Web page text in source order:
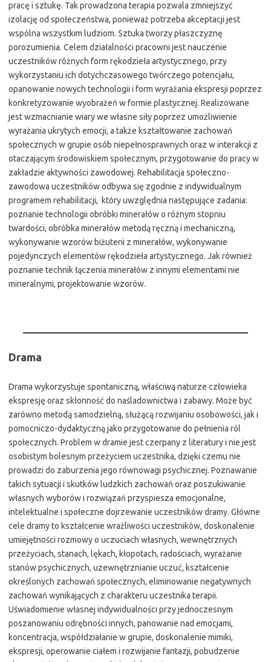
pracę i sztukę. Tak prowadzona terapia pozwala zmniejszyć
izolację od społeczeństwa, ponieważ potrzeba akceptacji jest
wspólna wszystkim ludziom. Sztuka tworzy płaszczyznę
porozumienia. Celem działalności pracowni jest nauczenie
uczestników różnych form rękodzieła artystycznego, przy
wykorzystaniu ich dotychczasowego twórczego potencjału,
opanowanie nowych technologii i form wyrażania ekspresji poprzez
konkretyzowanie wyobrażeń w formie plastycznej. Realizowane
jest wzmacnianie wiary we własne siły poprzez umożliwienie
wyrażania ukrytych emocji, a także kształtowanie zachowań
społecznych w grupie osób niepełnosprawnych oraz w interakcji z
otaczającym środowiskiem społecznym, przygotowanie do pracy w
zakładzie aktywności zawodowej. Rehabilitacja społeczno-
zawodowa uczestników odbywa się zgodnie z indywidualnym
programem rehabilitacji, który uwzględnia następujące zadania:
poznanie technologii obróbki minerałów o różnym stopniu
twardości, obróbka minerałów metodą ręczną i mechaniczną,
wykonywanie wzorów biżuterii z minerałów, wykonywanie
pojedynczych elementów rękodzieła artystycznego. Jak również
poznanie technik łączenia minerałów z innymi elementami nie
mineralnymi, projektowanie wzorów.
Drama
Drama wykorzystuje spontaniczną, właściwą naturze człowieka
ekspresję oraz skłonność do naśladownictwa i zabawy. Może być
zarówno metodą samodzielną, służącą rozwijaniu osobowości, jak i
pomocniczo-dydaktyczną jako przygotowanie do pełnienia ról
społecznych. Problem w dramie jest czerpany z literatury i nie jest
osobistym bolesnym przeżyciem uczestnika, dzięki czemu nie
prowadzi do zaburzenia jego równowagi psychicznej. Poznawanie
takich sytuacji i skutków ludzkich zachowań oraz poszukiwanie
własnych wyborów i rozwiązań przyspiesza emocjonalne,
intelektualne i społeczne dojrzewanie uczestników dramy. Główne
cele dramy to kształcenie wrażliwości uczestników, doskonalenie
umiejętności rozmowy o uczuciach własnych, wewnętrznych
przeżyciach, stanach, lękach, kłopotach, radościach, wyrażanie
stanów psychicznych, uzewnętrznianie uczuć, kształcenie
określonych zachowań społecznych, eliminowanie negatywnych
zachowań wynikających z charakteru uczestnika terapii.
Uświadomienie własnej indywidualności przy jednoczesnym
poszanowaniu odrębności innych, panowanie nad emocjami,
koncentracja, współdziałanie w grupie, doskonalenie mimiki,
ekspresji, operowanie ciałem i rozwijanie fantazji, pobudzenie